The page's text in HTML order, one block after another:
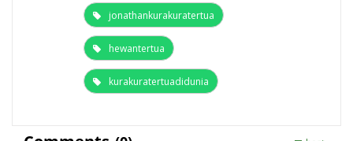
jonathankurakuratertua
hewantertua
kurakuratertuadidunia